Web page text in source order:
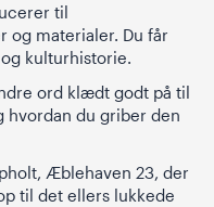
til
og materialer. Du får
kulturhistorie.
ord klædt godt på til
du griber den
Æblehaven 23, der
til det ellers lukkede